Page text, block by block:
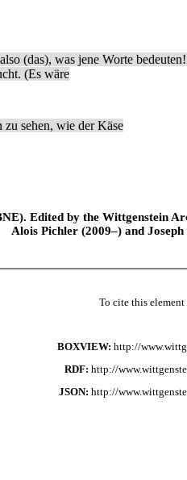
(das), was jene Worte
(Es wäre
zu sehen, wie der Käse
Edited by the Wittgenstein
Alois Pichler (2009–) and
To cite this
BOXVIEW: http://
RDF: http://
JSON: http://